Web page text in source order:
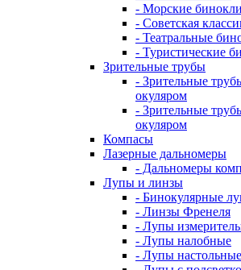
- Морские бинокли
- Советская
- Театральные
- Туристические
Зрительные трубы
- Зрительные
окуляром
- Зрительные
окуляром
Компасы
Лазерные дальномеры
- Дальномеры
Лупы и линзы
- Бинокулярные
- Линзы Френеля
- Лупы
- Лупы налобные
- Лупы настольные